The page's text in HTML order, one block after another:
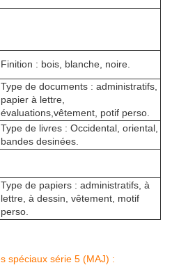
Finition : bois, blanche, noire.
Type de documents : administratifs,
papier à lettre,
évaluations,vêtement, potif perso.
Type de livres : Occidental, oriental,
bandes desinées.
Type de papiers : administratifs, à
lettre, à dessin, vêtement, motif
perso.